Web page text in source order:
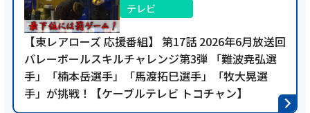
テレビ
【東レアローズ 応援番組】 第17話 2026年6月放送回
バレーボールスキルチャレンジ第3弾 「難波尭弘選
手」「楠本岳選手」「馬渡拓巳選手」「牧大晃選
手」が挑戦！【ケーブルテレビ トコチャン】